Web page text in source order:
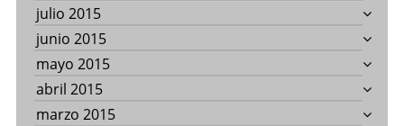
julio 2015
junio 2015
mayo 2015
abril 2015
marzo 2015